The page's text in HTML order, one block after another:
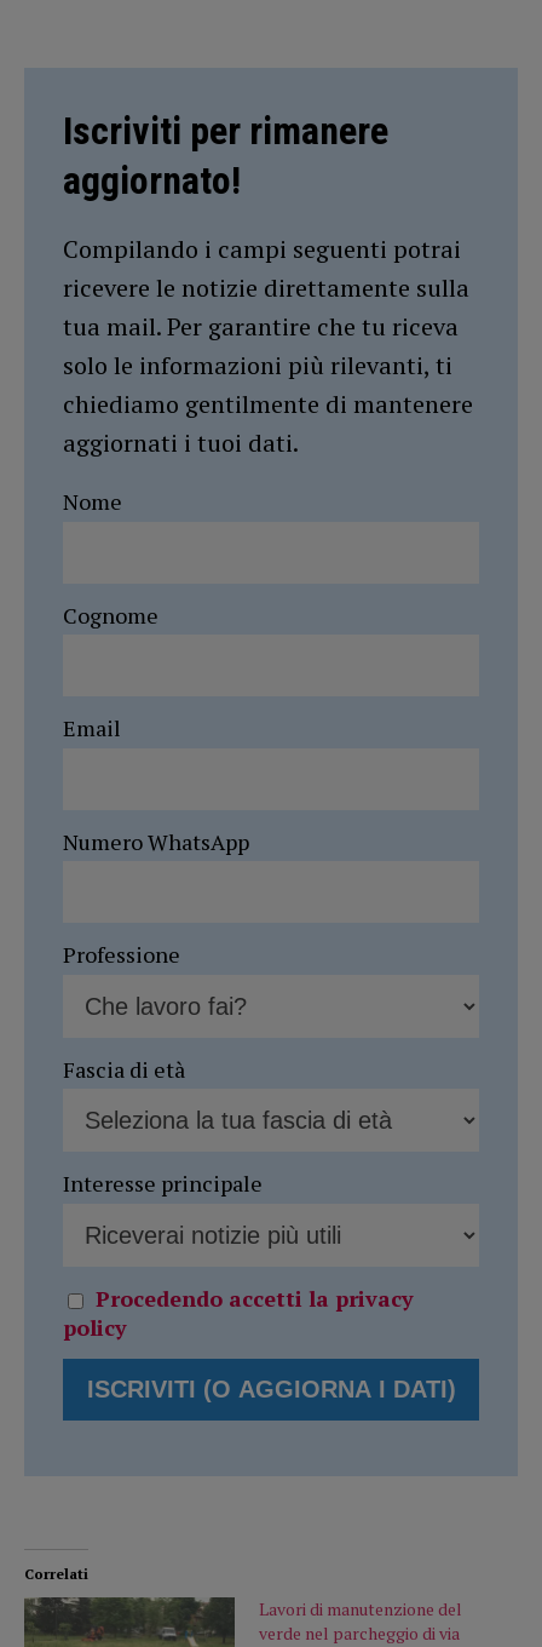
Iscriviti per rimanere
aggiornato!
Compilando i campi seguenti potrai
ricevere le notizie direttamente sulla
tua mail. Per garantire che tu riceva
solo le informazioni più rilevanti, ti
chiediamo gentilmente di mantenere
aggiornati i tuoi dati.
Nome
Cognome
Email
Numero WhatsApp
Professione
Fascia di età
Interesse principale
Procedendo accetti la privacy
policy
Correlati
Lavori di manutenzione del
verde nel parcheggio di via